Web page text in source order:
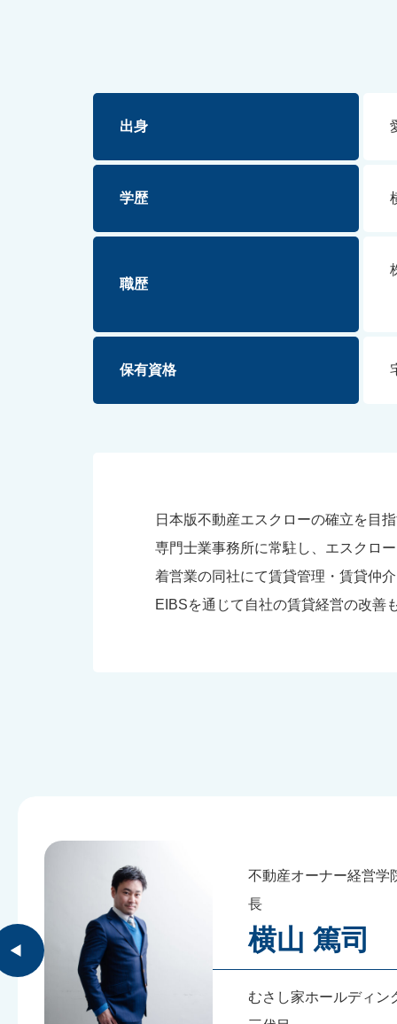
出身
学歴
職歴
保有資格
日本版不動産エスクローの確立を目
専門士業事務所に常駐し、エスクロ
着営業の同社にて賃貸管理・賃貸仲
EIBSを通じて自社の賃貸経営の改善
不動産オーナー経営
長
横山 篤司
むさし家ホールディン